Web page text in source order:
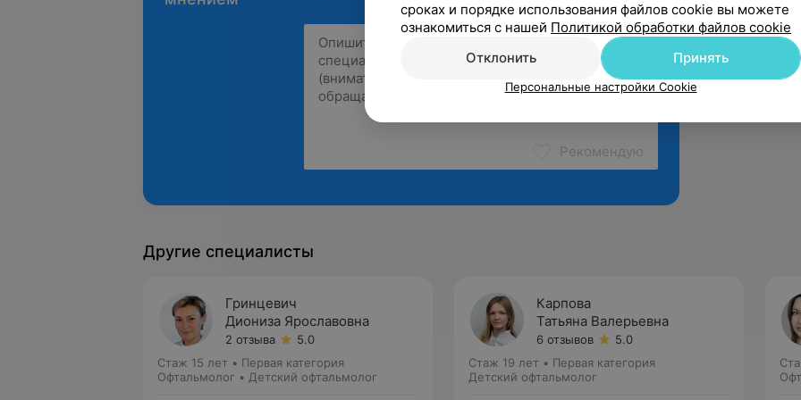
Рекомендую
Другие специалисты
Гринцевич
Диониза Ярославовна
2 отзыва
5.0
Стаж 15 лет • Первая категория
Офтальмолог • Детский офтальмолог
Карпова
Татьяна Валерьевна
6 отзывов
5.0
Стаж 19 лет • Первая категория
Детский офтальмолог
сроках и порядке использования файлов cookie вы можете
ознакомиться с нашей Политикой обработки файлов cookie
Отклонить
Принять
Персональные настройки Cookie